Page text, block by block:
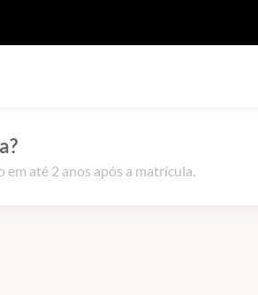
até 2 anos após a matrícula.